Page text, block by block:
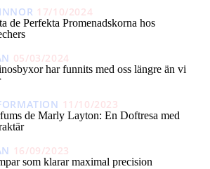
17/10/2024
de Perfekta Promenadskorna hos
05/03/2024
har funnits med oss längre än vi
11/10/2023
de Marly Layton: En Doftresa med
16/09/2023
som klarar maximal precision